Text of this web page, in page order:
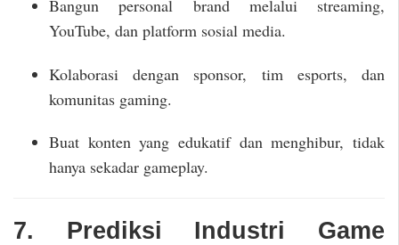
Bangun personal brand melalui streaming,
YouTube, dan platform sosial media.
Kolaborasi dengan sponsor, tim esports, dan
komunitas gaming.
Buat konten yang edukatif dan menghibur, tidak
hanya sekadar gameplay.
7. Prediksi Industri Game